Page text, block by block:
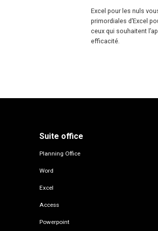
Excel pour les nuls
primordiales d’Excel
ceux qui souhaitent
efficacité.
Suite office
Planning Office
Word
Excel
Access
Powerpoint